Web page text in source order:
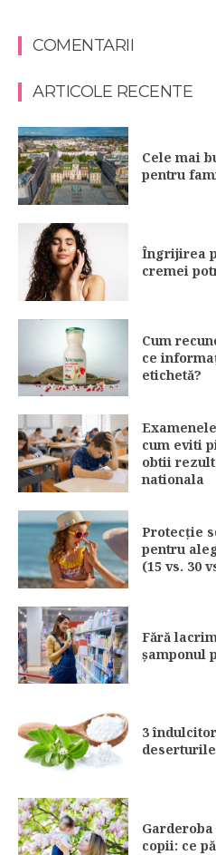
COMENTARII
ARTICOLE RECENTE
Cele mai
pentru
Îngrijirea
cremei
Cum
ce
etichetă?
cum eviti
obtii
nationala
Protecție
pentru
(15 vs. 30
Fără
șamponul
3
copii: ce